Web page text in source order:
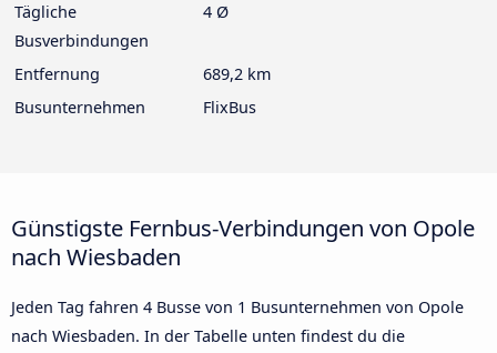
Tägliche
Busverbindungen
4 Ø
Entfernung
689,2 km
Busunternehmen
FlixBus
Günstigste Fernbus-Verbindungen von Opole
nach Wiesbaden
Jeden Tag fahren 4 Busse von 1 Busunternehmen von Opole
nach Wiesbaden. In der Tabelle unten findest du die